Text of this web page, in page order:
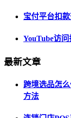
宝付平台扣
YouTube访
最新文章
跨境选品怎
方法